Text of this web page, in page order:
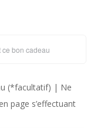
(*facultatif) | Ne
page s’effectuant